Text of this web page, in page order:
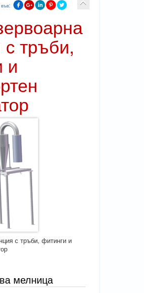
тръби,
и
с тръби, фитинги и
мелница